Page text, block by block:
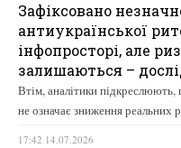
Зафіксовано
антиукраїнської
інфопросторі, але
залишаються –
Втім, аналітики
не означає зниження реальних
17:42 14.07.2026